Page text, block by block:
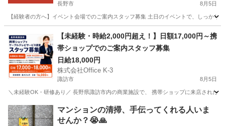
長野市 8月5日
【経験者の方へ】イベント会場でのご案内スタッフ募集 土日のイベントで、しっか
家電量販店 スタッフ
【未経験・時給2,000円超え！】日額17,000円～携
帯ショップでのご案内スタッフ募集
日給18,000円
株式会社Office K-3
諏訪市 8月5日
＼未経験OK・研修あり／ 長野県諏訪市内の商業施設で、 携帯ショップに来店された
長野 諏訪市 携帯ショップ スタッフ
マンションの清掃、手伝ってくれる人いま
せんか？😭🙏